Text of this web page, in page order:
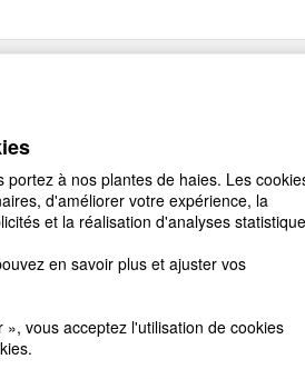
à nos plantes de haies. Les
d'améliorer votre expérience, la
et la réalisation d'analyses
en savoir plus et ajuster vos
vous acceptez l'utilisation de cookies
.